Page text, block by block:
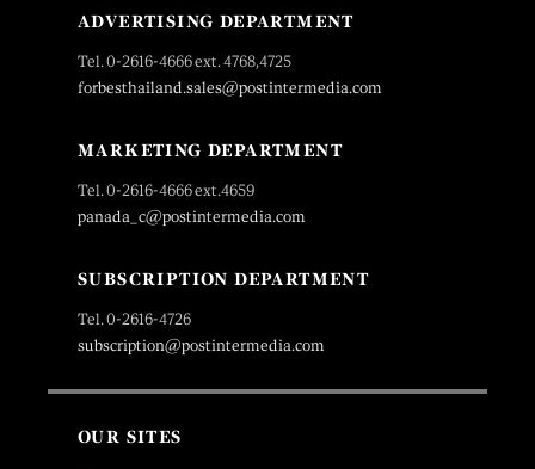
ADVERTISING DEPARTMENT
Tel. 0-2616-4666 ext. 4768,4725
forbesthailand.sales@postintermedia.com
MARKETING DEPARTMENT
Tel. 0-2616-4666 ext.4659
panada_c@postintermedia.com
SUBSCRIPTION DEPARTMENT
Tel. 0-2616-4726
subscription@postintermedia.com
OUR SITES